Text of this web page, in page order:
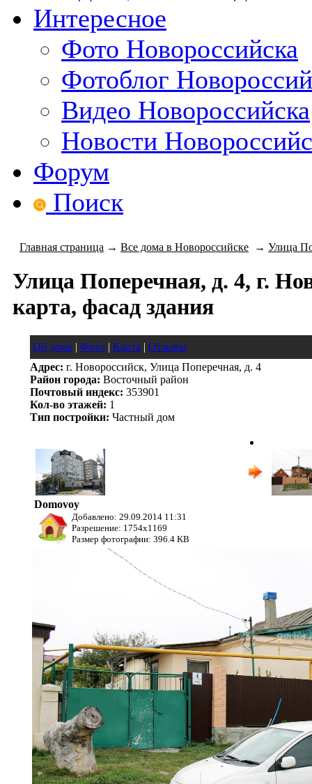
Интересное
Фото Новороссийска
Фотоблог
Видео Новороссийска
Новости
Форум
Поиск
Главная страница → Все дома в Новороссийске → Улица
Улица Поперечная, д. 4, г.
карта, фасад здания
Об доме | Фото | Карта | Отзывы
Адрес: г. Новороссийск, Улица Поперечная, д. 4
Район города: Восточный район
Почтовый индекс: 353901
Кол-во этажей: 1
Тип постройки: Частный дом
Domovoy
Добавлено: 29.09.2014 11:31
Разрешение: 1754x1169
Размер фотографии: 396.4 KB